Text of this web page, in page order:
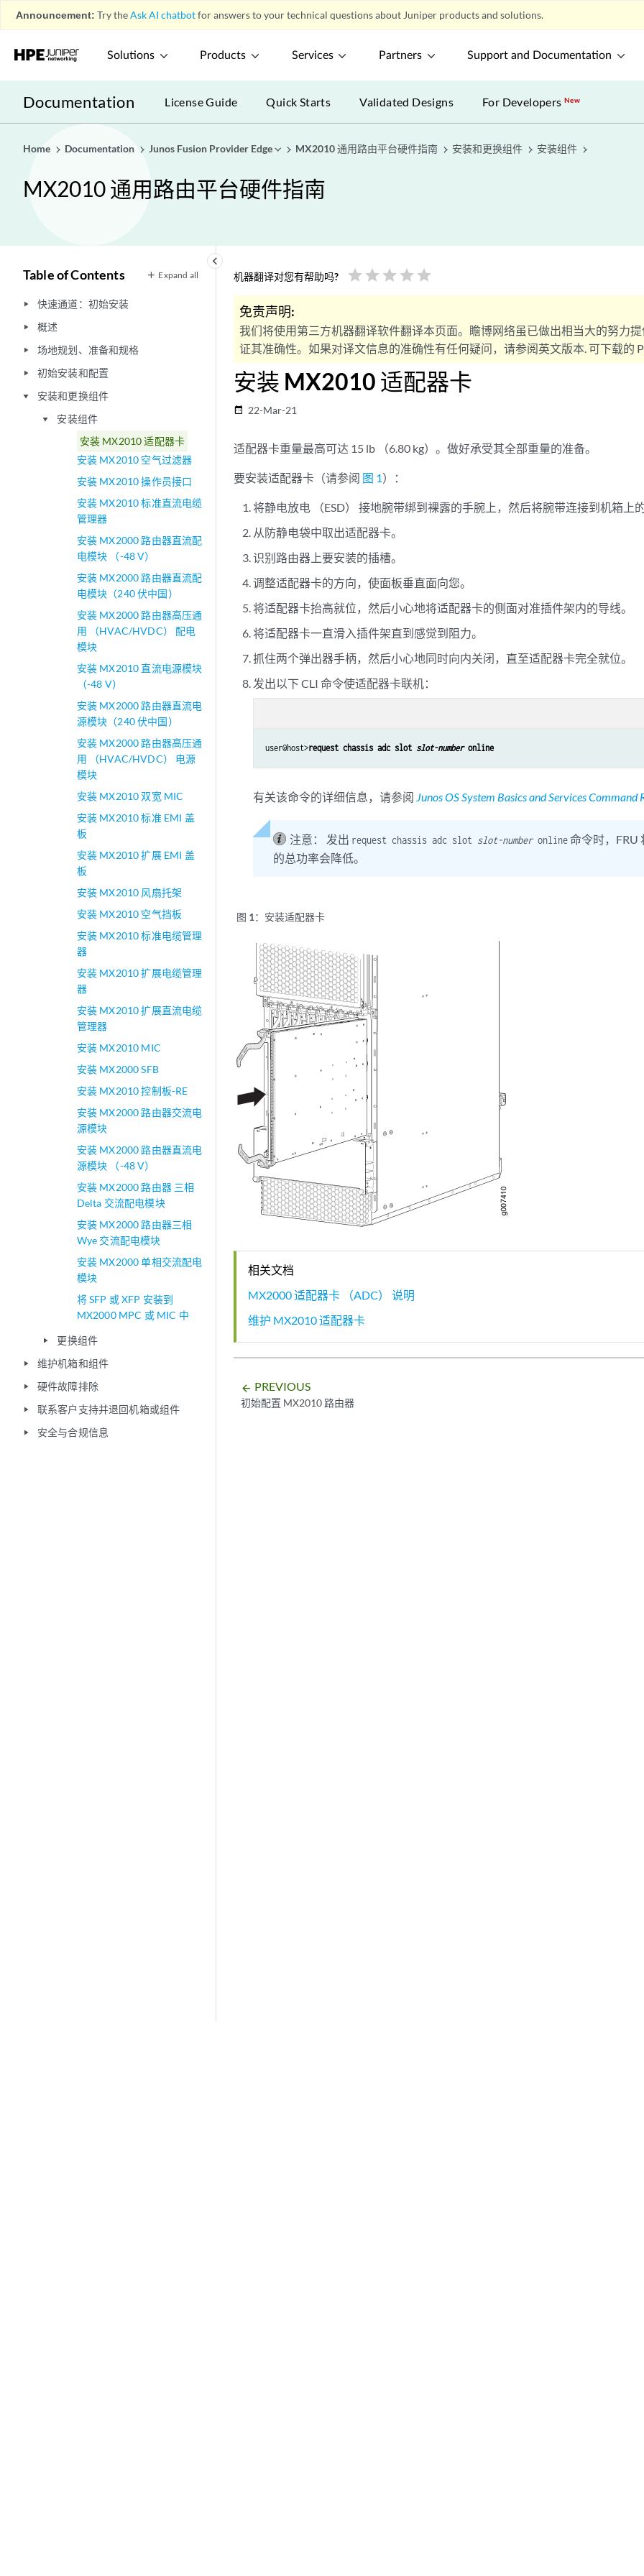
Announcement: Try theAsk AI chatbotfor answers to your technical questions about Juniper products and solutions.
Solutions Products Services Partners Support and Documentation
Documentation License Guide Quick Starts Validated Designs For DevelopersNew
Home Documentation Junos Fusion Provider Edge MX2010 通用路由平台硬件指南 安装和更换组件 安装组件
MX2010 通用路由平台硬件指南
keyboard_arrow_left
Table of Contents Expand all
play_arrow 快速通道：初始安装
play_arrow 概述
play_arrow 场地规划、准备和规格
play_arrow 初始安装和配置
play_arrow 安装和更换组件
play_arrow
安装组件
安装 MX2010 适配器卡
安装 MX2010 空气过滤器
安装 MX2010 操作员接口
安装 MX2010 标准直流电缆
管理器
安装 MX2000 路由器直流配
电模块 （-48 V）
安装 MX2000 路由器直流配
电模块（240 伏中国）
安装 MX2000 路由器高压通
用 （HVAC/HVDC） 配电
模块
安装 MX2010 直流电源模块
（-48 V）
安装 MX2000 路由器直流电
源模块（240 伏中国）
安装 MX2000 路由器高压通
用 （HVAC/HVDC） 电源
模块
安装 MX2010 双宽 MIC
安装 MX2010 标准 EMI 盖
板
安装 MX2010 扩展 EMI 盖
板
安装 MX2010 风扇托架
安装 MX2010 空气挡板
安装 MX2010 标准电缆管理
器
安装 MX2010 扩展电缆管理
器
安装 MX2010 扩展直流电缆
管理器
安装 MX2010 MIC
安装 MX2000 SFB
安装 MX2010 控制板-RE
安装 MX2000 路由器交流电
源模块
安装 MX2000 路由器直流电
源模块 （-48 V）
安装 MX2000 路由器 三相
Delta 交流配电模块
安装 MX2000 路由器三相
Wye 交流配电模块
安装 MX2000 单相交流配电
模块
将 SFP 或 XFP 安装到
MX2000 MPC 或 MIC 中
play_arrow 更换组件
play_arrow 维护机箱和组件
play_arrow 硬件故障排除
play_arrow 联系客户支持并退回机箱或组件
play_arrow 安全与合规信息
机器翻译对您有帮助吗? star star star star star
免责声明:
我们将使用第三方机器翻译软件翻译本页面。瞻博网络虽已做出相当大的努力
证其准确性。如果对译文信息的准确性有任何疑问，请参阅英文版本. 可下载的
安装 MX2010 适配器卡
date_range 22-Mar-21
适配器卡重量最高可达 15 lb （6.80 kg）。做好承受其全部重量的准备。
要安装适配器卡（请参阅 图 1）：
将静电放电 （ESD） 接地腕带绑到裸露的手腕上，然后将腕带连接到机箱上的
从防静电袋中取出适配器卡。
识别路由器上要安装的插槽。
调整适配器卡的方向，使面板垂直面向您。
将适配器卡抬高就位，然后小心地将适配器卡的侧面对准插件架内的导线。
将适配器卡一直滑入插件架直到感觉到阻力。
抓住两个弹出器手柄，然后小心地同时向内关闭，直至适配器卡完全就位。
发出以下 CLI 命令使适配器卡联机：
user@host>request chassis adc slot slot-number online
有关该命令的详细信息，请参阅 Junos OS System Basics and Services Command
注意： 发出 request chassis adc slot slot-numberonline命令时，FRU
的总功率会降低。
图 1： 安装适配器卡
相关文档
MX2000 适配器卡 （ADC） 说明
维护 MX2010 适配器卡
arrow_backward PREVIOUS
初始配置 MX2010 路由器